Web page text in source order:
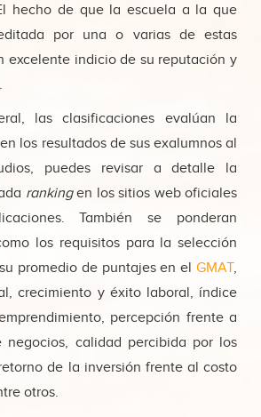
hecho de que la escuela a la que
por una o varias de estas
excelente indicio de su reputación y
las clasificaciones evalúan la
los resultados de sus exalumnos al
puedes revisar a detalle la
rankingen los sitios web oficiales
También se ponderan
los requisitos para la selección
promedio de puntajes en el GMAT,
crecimiento y éxito laboral, índice
percepción frente a
negocios, calidad percibida por los
de la inversión frente al costo
otros.